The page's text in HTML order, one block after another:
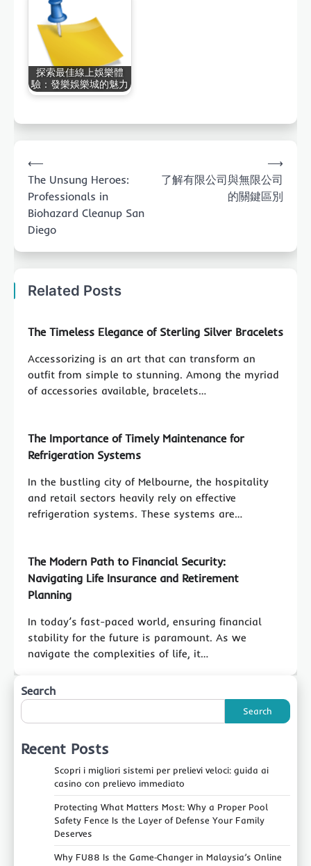
探索最佳線上娛樂體
驗：發樂娛樂城的魅力
navigation
⟵
The Unsung Heroes:
Professionals in
Biohazard Cleanup San
Diego
了解有限公司與無限公司
的關鍵區別
⟶
Related Posts
The Timeless Elegance of Sterling Silver Bracelets
Accessorizing is an art that can transform an
outfit from simple to stunning. Among the myriad
of accessories available, bracelets…
The Importance of Timely Maintenance for
Refrigeration Systems
In the bustling city of Melbourne, the hospitality
and retail sectors heavily rely on effective
refrigeration systems. These systems are…
The Modern Path to Financial Security:
Navigating Life Insurance and Retirement
Planning
In today’s fast-paced world, ensuring financial
stability for the future is paramount. As we
navigate the complexities of life, it…
Search
Search
Recent Posts
Scopri i migliori sistemi per prelievi veloci: guida ai
casino con prelievo immediato
Protecting What Matters Most: Why a Proper Pool
Safety Fence Is the Layer of Defense Your Family
Deserves
Why FU88 Is the Game‑Changer in Malaysia’s Online